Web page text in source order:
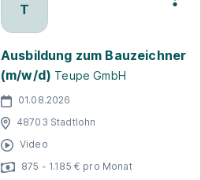
T
Ausbildung zum Bauzeichner
(m/w/d) Teupe GmbH
01.08.2026
48703 Stadtlohn
Video
875 - 1.185 € pro Monat